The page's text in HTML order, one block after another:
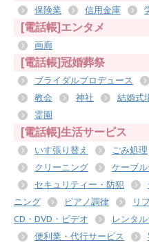
保険業 信用金庫
[電話帳]エンタメ
画廊
[電話帳]冠婚葬祭
ブライダルプロデュース
教会
神社 結婚式
霊園
[電話帳]生活サービス
いす張り替え ごみ処理
クリーニング
ケーブ
セキュリティー・防犯
ニング
ピアノ調律 リ
CD・DVD・ビデオ
レンタ
便利業・代行サービス